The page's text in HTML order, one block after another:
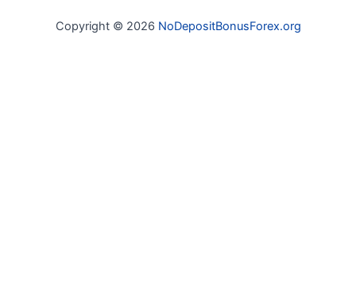
Copyright © 2026 NoDepositBonusForex.org